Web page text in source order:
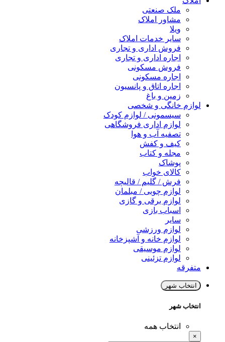
ملک صنعتی
مشاور املاک
ویلا
سایر خدمات املاک
فروش اداری و تجاری
اجاره اداری و تجاری
فروش مسکونی
اجاره مسکونی
اجاره اتاق و پانسیون
زمین و باغ
لوازم خانگی و شخصی
سیسمونی / لوازم کودک
لوازم اداری فروشگاهی
تصفیه آب و هوا
کیف و کفش
مجله و کتاب
پوشاک
کالای خواب
فرش / گلیم / قالیچه
لوازم چوبی / مبلمان
لوازم برقی و گازی
اسباب بازی
سایر
لوازم ورزشی
لوازم خانه و آشپزخانه
لوازم موسیقی
لوازم تزئینی
متفرقه
انتخاب شهر
انتخاب شهر
انتخاب همه
×